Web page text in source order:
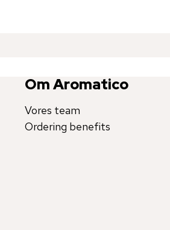
Om Aromatico
Vores team
Ordering benefits